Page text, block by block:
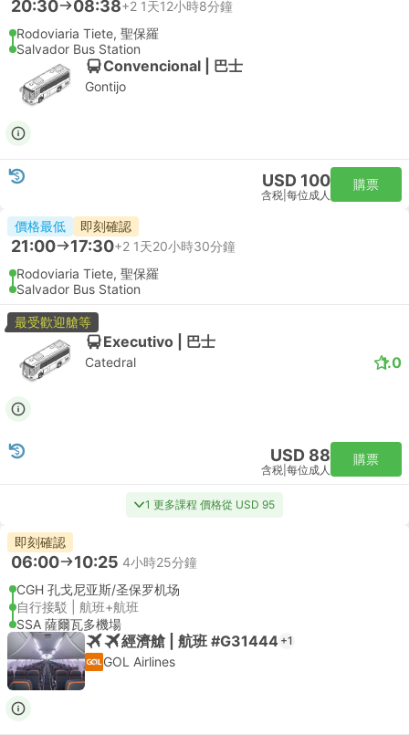
20:30 08:38+2 1天12小時8分鐘
Rodoviaria Tiete, 聖保羅
Salvador Bus Station
Convencional | 巴士
Gontijo
USD 100
含税 每位成人
購票
價格最低 即刻確認
21:00 17:30+2 1天20小時30分鐘
Rodoviaria Tiete, 聖保羅
Salvador Bus Station
最受歡迎艙等
Executivo | 巴士
Catedral 1.0
USD 88
含税 每位成人
購票
1 更多課程 價格從 USD 95
即刻確認
06:00 10:25 4小時25分鐘
CGH 孔戈尼亚斯/圣保罗机场
自行接駁 | 航班+航班
SSA 薩爾瓦多機場
經濟艙 | 航班 #G31444 +1
GOL Airlines